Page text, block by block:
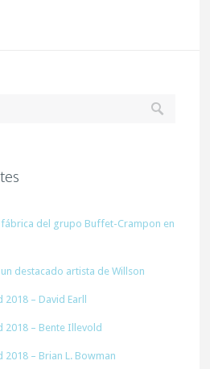
fábrica del grupo Buffet-Crampon en
destacado artista de Willson
2018 – David Earll
2018 – Bente Illevold
2018 – Brian L. Bowman